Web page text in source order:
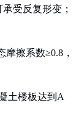
受反复形变；
擦系数≥0.8，
土楼板达到A